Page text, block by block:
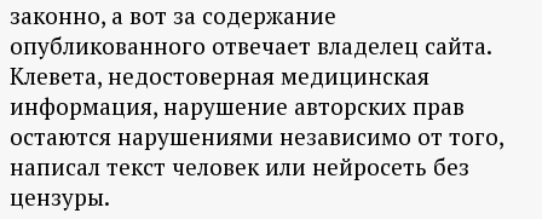
законно, а вот за содержание
опубликованного отвечает владелец сайта.
Клевета, недостоверная медицинская
информация, нарушение авторских прав
остаются нарушениями независимо от того,
написал текст человек или нейросеть без
цензуры.